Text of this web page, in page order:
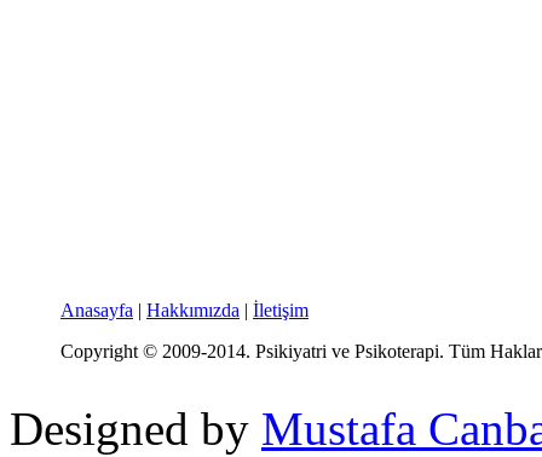
Anasayfa | Hakkımızda | İletişim
Copyright © 2009-2014. Psikiyatri ve Psikoterapi. Tüm Hakları
Designed by Mustafa